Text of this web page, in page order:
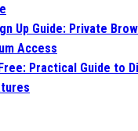
Up Guide: Private
Access
Practical Guide to